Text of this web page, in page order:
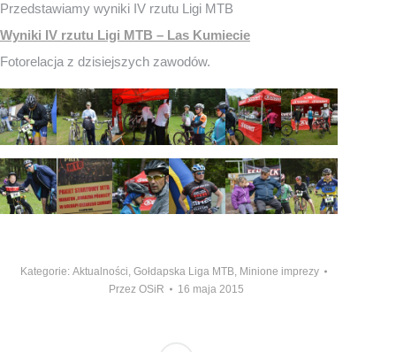
Przedstawiamy wyniki IV rzutu Ligi MTB
Wyniki IV rzutu Ligi MTB – Las Kumiecie
Fotorelacja z dzisiejszych zawodów.
Kategorie: Aktualności, Gołdapska Liga MTB, Minione imprezy
Przez OSiR 16 maja 2015